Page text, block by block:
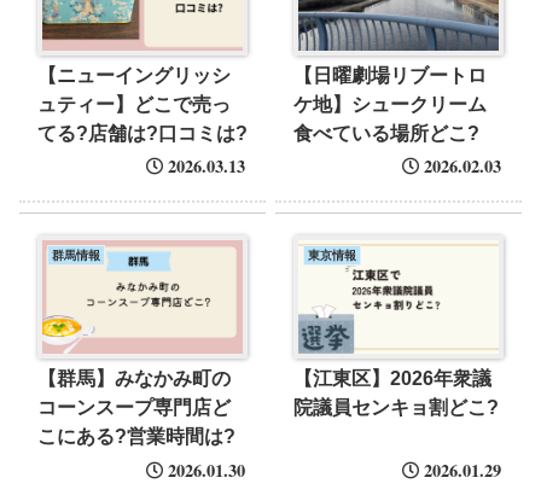
【ニューイングリッシ
ュティー】どこで売っ
てる?店舗は?口コミは?
2026.03.13
【日曜劇場リブートロ
ケ地】シュークリーム
食べている場所どこ?
2026.02.03
群馬情報
【群馬】みなかみ町の
コーンスープ専門店ど
こにある?営業時間は?
2026.01.30
東京情報
【江東区】2026年衆議
院議員センキョ割どこ?
2026.01.29